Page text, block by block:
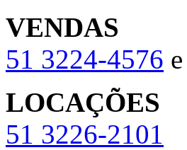
VENDAS
51 3224-4576 e
LOCAÇÕES
51 3226-2101